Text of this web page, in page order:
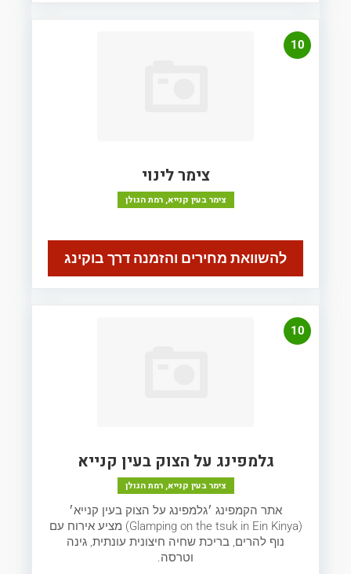
10
צימר לינוי
צימר בעין קנייא, רמת הגולן
להשוואת מחירים והזמנה דרך בוקינג
10
גלמפינג על הצוק בעין קנייא
צימר בעין קנייא, רמת הגולן
אתר הקמפינג ׳גלמפינג על הצוק בעין קנייא׳
(Glamping on the tsuk in Ein Kinya) מציע אירוח עם
נוף להרים, בריכת שחיה חיצונית עונתית, גינה
וטרסה.